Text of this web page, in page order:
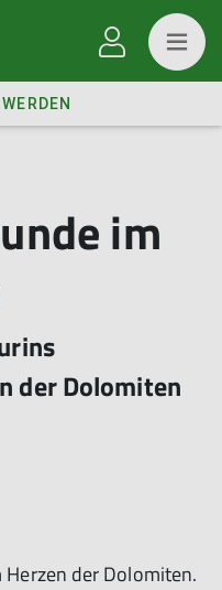
im
der Dolomiten
der Dolomiten.